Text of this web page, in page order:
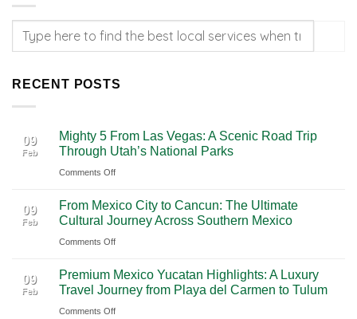
RECENT POSTS
09
Feb
Mighty 5 From Las Vegas: A Scenic Road Trip
Through Utah’s National Parks
Comments Offon
5
From
Las
A
Scenic
Road
09
Feb
From Mexico City to Cancun: The Ultimate
Cultural Journey Across Southern Mexico
Comments Offon
Mexico
City
to
09
Feb
Premium Mexico Yucatan Highlights: A Luxury
Travel Journey from Playa del Carmen to Tulum
Comments Offon